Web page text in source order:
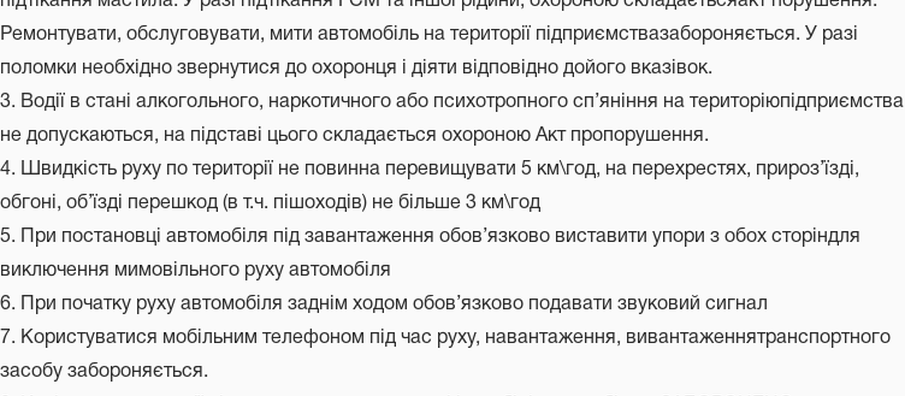
Ремонтувати, обслуговувати, мити автомобіль на території підприємствазабороняється. У разі
поломки необхідно звернутися до охоронця і діяти відповідно дойого вказівок.
3. Водії в стані алкогольного, наркотичного або психотропного сп’яніння на територіюпідприємства
не допускаються, на підставі цього складається охороною Акт пропорушення.
4. Швидкість руху по території не повинна перевищувати 5 км\год, на перехрестях, прироз’їзді,
обгоні, об’їзді перешкод (в т.ч. пішоходів) не більше 3 км\год
5. При постановці автомобіля під завантаження обов’язково виставити упори з обох сторіндля
виключення мимовільного руху автомобіля
6. При початку руху автомобіля заднім ходом обов’язково подавати звуковий сигнал
7. Користуватися мобільним телефоном під час руху, навантаження, вивантаженнятранспортного
засобу забороняється.